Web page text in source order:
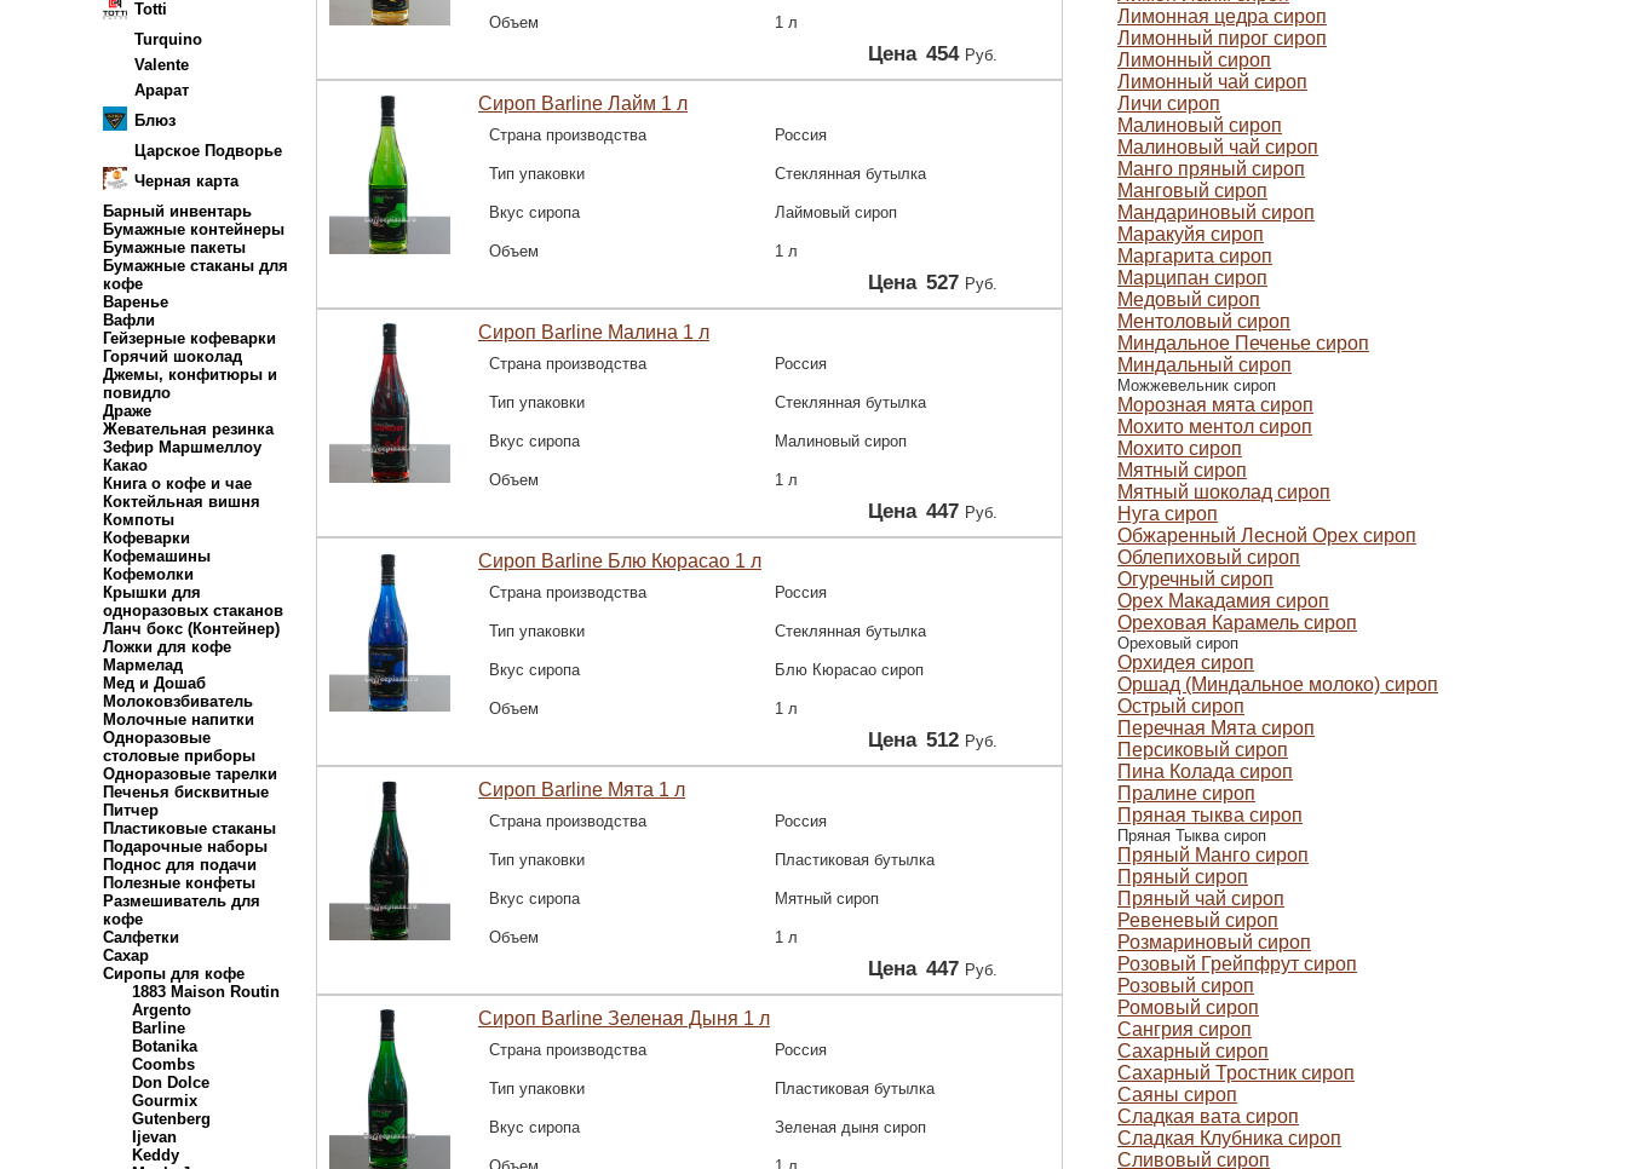
Totti
Turquino
Valente
Арарат
Блюз
Царское Подворье
Черная карта
Барный инвентарь
Бумажные контейнеры
Бумажные пакеты
Бумажные стаканы для
кофе
Варенье
Вафли
Гейзерные кофеварки
Горячий шоколад
Джемы, конфитюры и
повидло
Драже
Жевательная резинка
Зефир Маршмеллоу
Какао
Книга о кофе и чае
Коктейльная вишня
Компоты
Кофеварки
Кофемашины
Кофемолки
Крышки для
одноразовых стаканов
Ланч бокс (Контейнер)
Ложки для кофе
Мармелад
Мед и Дошаб
Молоковзбиватель
Молочные напитки
Одноразовые
столовые приборы
Одноразовые тарелки
Печенья бисквитные
Питчер
Пластиковые стаканы
Подарочные наборы
Поднос для подачи
Полезные конфеты
Размешиватель для
кофе
Салфетки
Сахар
Сиропы для кофе
1883 Maison Routin
Argento
Barline
Botanika
Coombs
Don Dolce
Gourmix
Gutenberg
Ijevan
Keddy
Объем 1 л
Цена 454 Руб.
Сироп Barline Лайм 1 л
Страна производства Россия
Тип упаковки Стеклянная бутылка
Вкус сиропа Лаймовый сироп
Объем 1 л
Цена 527 Руб.
Сироп Barline Малина 1 л
Страна производства Россия
Тип упаковки Стеклянная бутылка
Вкус сиропа Малиновый сироп
Объем 1 л
Цена 447 Руб.
Сироп Barline Блю Кюрасао 1 л
Страна производства Россия
Тип упаковки Стеклянная бутылка
Вкус сиропа Блю Кюрасао сироп
Объем 1 л
Цена 512 Руб.
Сироп Barline Мята 1 л
Страна производства Россия
Тип упаковки Пластиковая бутылка
Вкус сиропа Мятный сироп
Объем 1 л
Цена 447 Руб.
Сироп Barline Зеленая Дыня 1 л
Страна производства Россия
Тип упаковки Пластиковая бутылка
Вкус сиропа Зеленая дыня сироп
Лимонная цедра сироп
Лимонный пирог сироп
Лимонный сироп
Лимонный чай сироп
Личи сироп
Малиновый сироп
Малиновый чай сироп
Манго пряный сироп
Манговый сироп
Мандариновый сироп
Маракуйя сироп
Маргарита сироп
Марципан cироп
Медовый сироп
Ментоловый сироп
Миндальное Печенье сироп
Миндальный сироп
Можжевельник сироп
Морозная мята сироп
Мохито ментол сироп
Мохито сироп
Мятный сироп
Мятный шоколад сироп
Нуга сироп
Обжаренный Лесной Орех сироп
Облепиховый сироп
Огуречный сироп
Орех Макадамия сироп
Ореховая Карамель сироп
Ореховый сироп
Орхидея сироп
Оршад (Миндальное молоко) сироп
Острый сироп
Перечная Мята сироп
Персиковый сироп
Пина Колада сироп
Пралине сироп
Пряная тыква сироп
Пряная Тыква сироп
Пряный Манго сироп
Пряный сироп
Пряный чай сироп
Ревеневый сироп
Розмариновый сироп
Розовый Грейпфрут сироп
Розовый сироп
Ромовый сироп
Сангрия сироп
Сахарный сироп
Сахарный Тростник сироп
Саяны сироп
Сладкая вата сироп
Сладкая Клубника сироп
Сливовый сироп